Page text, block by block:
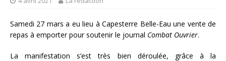
Samedi 27 mars a eu lieu à Capesterre Belle-Eau une vente de
repas à emporter pour soutenir le journal Combat Ouvrier.
La manifestation s’est très bien déroulée, grâce à la